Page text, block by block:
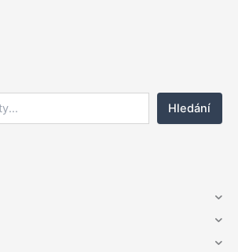
Hledání